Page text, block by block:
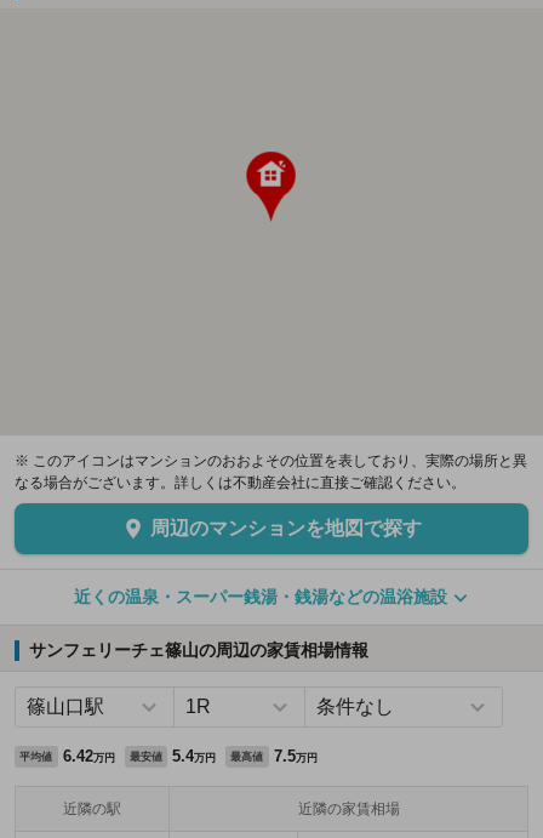
※ このアイコンはマンションのおおよその位置を表しており、実際の場所と異
なる場合がございます。詳しくは不動産会社に直接ご確認ください。
周辺のマンションを地図で探す
近くの温泉・スーパー銭湯・銭湯などの温浴施設
サンフェリーチェ篠山の周辺の家賃相場情報
平均値 6.42万円 最安値 5.4万円 最高値 7.5万円
近隣の駅 近隣の家賃相場